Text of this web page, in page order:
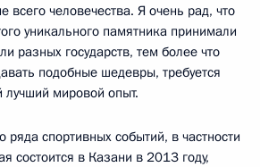
всего человечества. Я очень рад, что
уникального памятника принимали
разных государств, тем более что
подобные шедевры, требуется
лучший мировой опыт.
ряда спортивных событий, в частности
состоится в Казани в 2013 году,